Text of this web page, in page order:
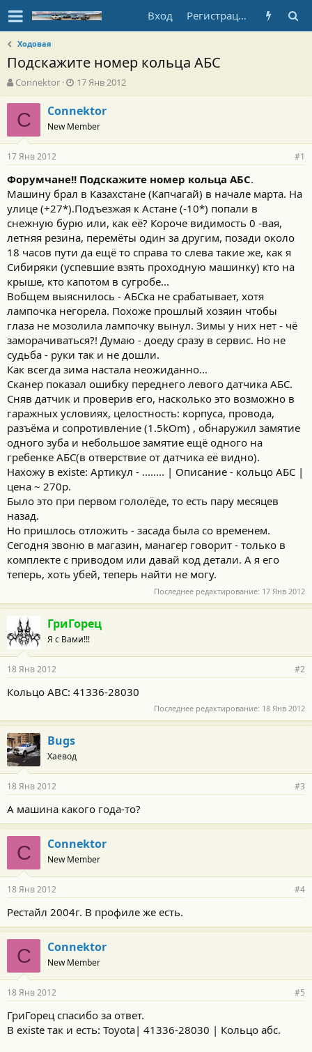
Вход Регистрация
Ходовая
Подскажите номер кольца АБС
А
в
т
о
т
е
м
ы
Connektor
Д
а
т
а
н
а
а
л
а
17 Янв 2012
C Connektor
New Member
17 Янв 2012 #1
Форумчане!! Подскажите номер кольца АБС.
Машину брал в Казахстане (Капчагай) в начале марта. На
улице (+27*).Подъезжая к Астане (-10*) попали в
снежную бурю или, как её? Короче видимость 0 -вая,
летняя резина, перемёты один за другим, позади около
18 часов пути да ещё то справа то слева такие же, как я
Сибиряки (успевшие взять проходную машинку) кто на
крыше, кто капотом в сугробе...
Вобщем выяснилось - АБСка не срабатывает, хотя
лампочка негорела. Похоже прошлый хозяин чтобы
глаза не мозолила лампочку вынул. Зимы у них нет - чё
заморачиваться?! Думаю - доеду сразу в сервис. Но не
судьба - руки так и не дошли.
Как всегда зима настала неожиданно...
Сканер показал ошибку переднего левого датчика АБС.
Сняв датчик и проверив его, насколько это возможно в
гаражных условиях, целостность: корпуса, провода,
разъёма и сопротивление (1.5kOm) , обнаружил замятие
одного зуба и небольшое замятие ещё одного на
гребенке АБС(в отверствие от датчика её видно).
Нахожу в existe: Артикул - ........ | Описание - кольцо АБС |
цена ~ 270р.
Было это при первом гололёде, то есть пару месяцев
назад.
Но пришлось отложить - засада была со временем.
Сегодня звоню в магазин, манагер говорит - только в
комплекте с приводом или давай код детали. А я его
теперь, хоть убей, теперь найти не могу.
Последнее редактирование: 17 Янв 2012
ГриГорец
Я с Вами!!!
18 Янв 2012 #2
Кольцо АВС: 41336-28030
Последнее редактирование: 18 Янв 2012
Bugs
Хаевод
18 Янв 2012 #3
А машина какого года-то?
C Connektor
New Member
18 Янв 2012 #4
Рестайл 2004г. В профиле же есть.
C Connektor
New Member
18 Янв 2012 #5
ГриГорец спасибо за ответ.
В existe так и есть: Toyota| 41336-28030 | Кольцо абс.